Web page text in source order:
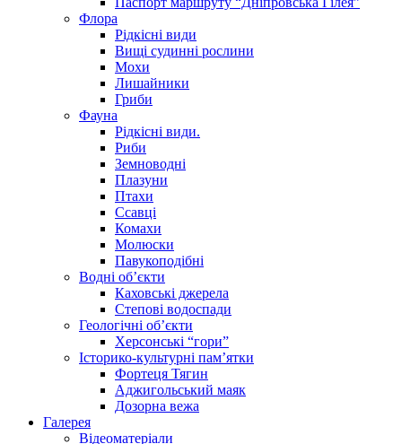
Флора
Рідкісні види
Вищі судинні рослини
Мохи
Лишайники
Гриби
Фауна
Рідкісні види.
Риби
Земноводні
Плазуни
Птахи
Ссавці
Комахи
Молюски
Павукоподібні
Водні об’єкти
Каховські джерела
Степові водоспади
Геологічні об’єкти
Херсонські “гори”
Історико-культурні пам’ятки
Фортеця Тягин
Аджигольський маяк
Дозорна вежа
Галерея
Відеоматеріали